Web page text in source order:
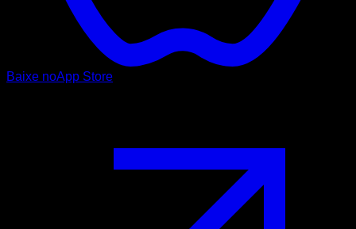
Baixe noApp Store